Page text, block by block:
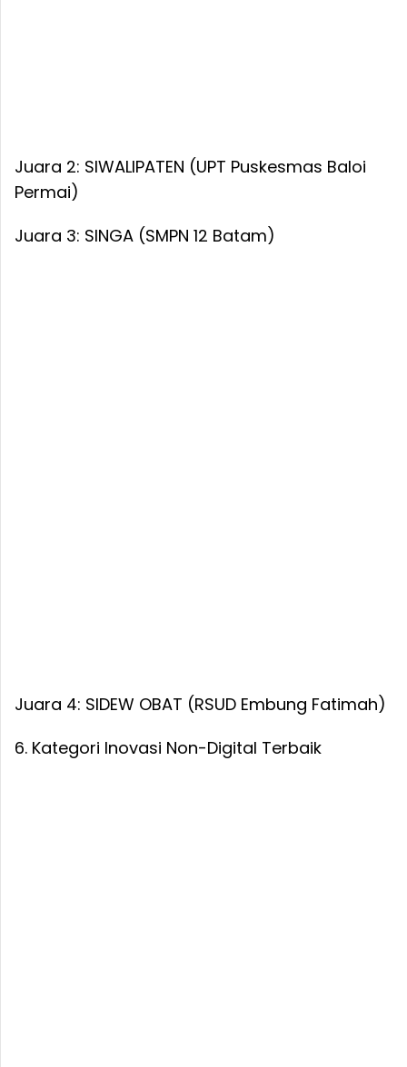
Juara 2: SIWALIPATEN (UPT Puskesmas Baloi
Permai)
Juara 3: SINGA (SMPN 12 Batam)
Juara 4: SIDEW OBAT (RSUD Embung Fatimah)
6. Kategori Inovasi Non-Digital Terbaik